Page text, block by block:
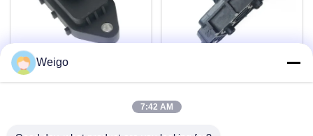
2002 메르세데스 아스어 상승 트럭
1998 ACTROS MP2 메르세데스
가장 좋은 가격 을 구하라
Weigo
7:42 AM